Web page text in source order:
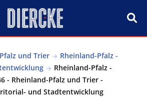
und Trier
Rheinland-Pfalz -
Rheinland-Pfalz -
- Rheinland-Pfalz und Trier -
und Stadtentwicklung